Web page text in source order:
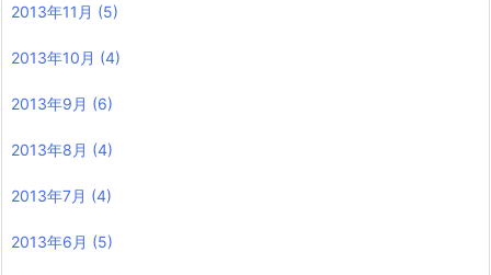
2013年11月 (5)
2013年10月 (4)
2013年9月 (6)
2013年8月 (4)
2013年7月 (4)
2013年6月 (5)